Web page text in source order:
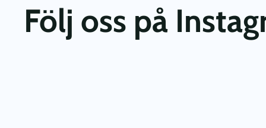
Följ oss på